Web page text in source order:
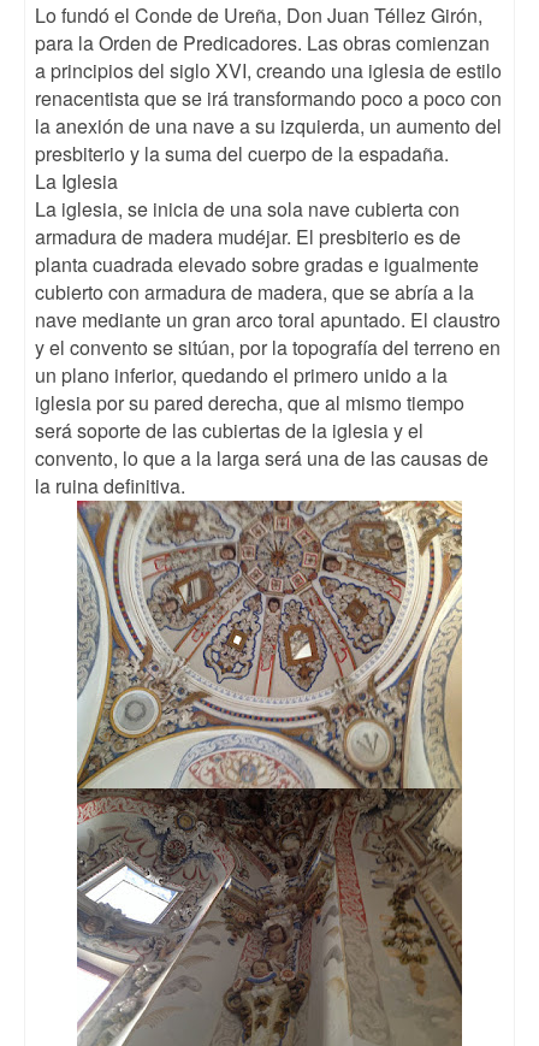
Lo fundó el Conde de Ureña, Don Juan Téllez Girón,
para la Orden de Predicadores. Las obras comienzan
a principios del siglo XVI, creando una iglesia de estilo
renacentista que se irá transformando poco a poco con
la anexión de una nave a su izquierda, un aumento del
presbiterio y la suma del cuerpo de la espadaña.
La Iglesia
La iglesia, se inicia de una sola nave cubierta con
armadura de madera mudéjar. El presbiterio es de
planta cuadrada elevado sobre gradas e igualmente
cubierto con armadura de madera, que se abría a la
nave mediante un gran arco toral apuntado. El claustro
y el convento se sitúan, por la topografía del terreno en
un plano inferior, quedando el primero unido a la
iglesia por su pared derecha, que al mismo tiempo
será soporte de las cubiertas de la iglesia y el
convento, lo que a la larga será una de las causas de
la ruina definitiva.